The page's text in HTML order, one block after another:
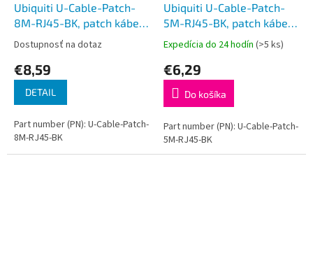
Ubiquiti U-Cable-Patch-
8M-RJ45-BK, patch kábel,
8m, Cat6, čierny
Dostupnosť na dotaz
€8,59
DETAIL
Part number (PN): U-Cable-Patch-
8M-RJ45-BK
Ubiquiti U-Cable-Patch-
5M-RJ45-BK, patch kábel,
5m, Cat6, čierny
Expedícia do 24 hodín (>5 ks)
€6,29
Do košíka
Part number (PN): U-Cable-Patch-
5M-RJ45-BK